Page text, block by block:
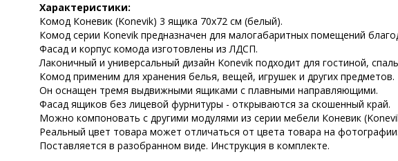
Характеристики:
Комод Коневик (Konevik) 3 ящика 70х72 см (белый).
Комод серии Konevik предназначен для малогабаритных помещений
Фасад и корпус комода изготовлены из ЛДСП.
Лаконичный и универсальный дизайн Konevik подходит для гостиной,
Комод применим для хранения белья, вещей, игрушек и других предметов.
Он оснащен тремя выдвижными ящиками с плавными направляющими.
Фасад ящиков без лицевой фурнитуры - открываются за скошенный край.
Можно компоновать с другими модулями из серии мебели Коневик
Реальный цвет товара может отличаться от цвета товара на фотографии.
Поставляется в разобранном виде. Инструкция в комплекте.